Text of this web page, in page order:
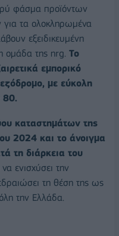
φάσμα προϊόντων
για τα ολοκληρωμένα
εξειδικευμένη
ομάδα της nrg. Το
εμπορικό
με εύκολη
80.
καταστημάτων της
2024 και το άνοιγμα
τη διάρκεια του
να ενισχύσει την
τη θέση της ως
την Ελλάδα.